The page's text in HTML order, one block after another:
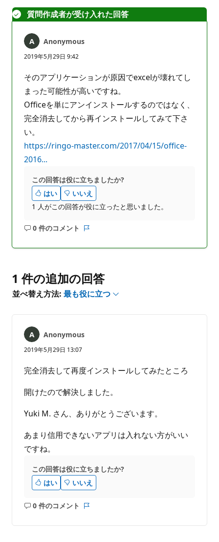
は
あ
ま
ん
質問作成者が受け入れた回答
Anonymous
2019年5月29日 9:42
そのアプリケーションが原因でexcelが壊れてし
まった可能性が高いですね。
Officeを単にアンインストールするのではなく、
完全消去してから再インストールしてみて下さ
い。
https://ringo-master.com/2017/04/15/office-
2016...
この回答は役に立ちましたか?
はい
いいえ
1 人がこの回答が役に立ったと思いました。
0 件のコメント
コ
は
あ
り
せ
1 件の追加の回答
並べ替え方法: 最も役に立つ
Anonymous
2019年5月29日 13:07
完全消去して再度インストールしてみたところ
開けたので解決しました。
Yuki M. さん、ありがとうございます。
あまり信用できないアプリは入れない方がいい
ですね。
この回答は役に立ちましたか?
はい
いいえ
0 件のコメント
コ